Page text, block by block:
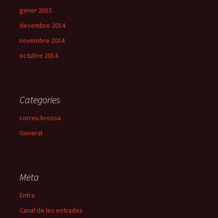
gener 2015
desembre 2014
novembre 2014
octubre 2014
Categories
correu brossa
General
Meta
Entra
Canal de les entrades